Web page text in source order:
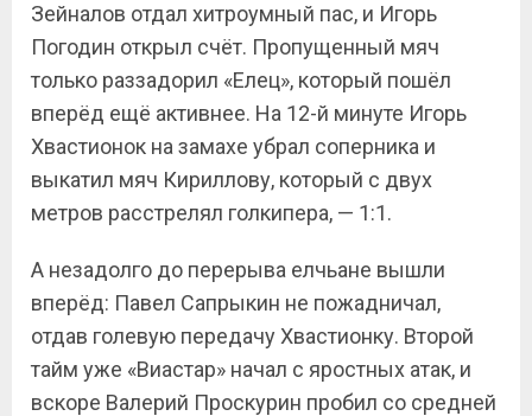
Зейналов отдал хитроумный пас, и Игорь
Погодин открыл счёт. Пропущенный мяч
только раззадорил «Елец», который пошёл
вперёд ещё активнее. На 12-й минуте Игорь
Хвастионок на замахе убрал соперника и
выкатил мяч Кириллову, который с двух
метров расстрелял голкипера, — 1:1.
А незадолго до перерыва елчьане вышли
вперёд: Павел Сапрыкин не пожадничал,
отдав голевую передачу Хвастионку. Второй
тайм уже «Виастар» начал с яростных атак, и
вскоре Валерий Проскурин пробил со средней